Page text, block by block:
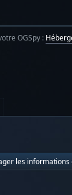
OGSpy :
les